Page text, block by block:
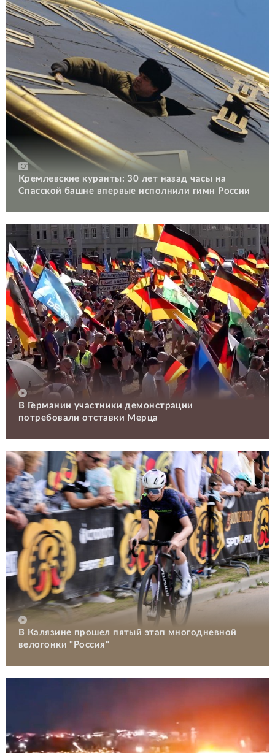
Кремлевские куранты: 30 лет назад часы на
Спасской башне впервые исполнили гимн России
В Германии участники демонстрации
потребовали отставки Мерца
В Калязине прошел пятый этап многодневной
велогонки "Россия"